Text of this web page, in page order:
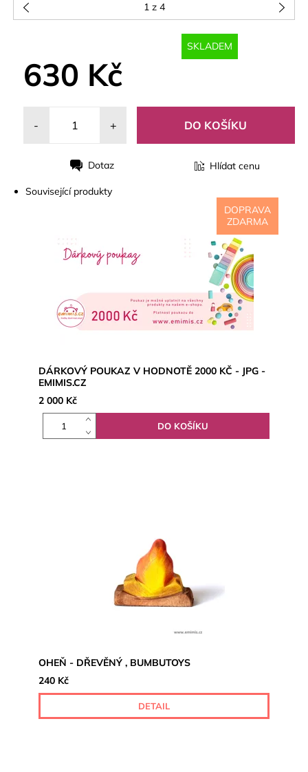
1z 4
SKLADEM
630 Kč
- +
Dotaz Hlídat cenu
Související produkty
DOPRAVA
ZDARMA
DÁRKOVÝ POUKAZ V HODNOTĚ 2000 KČ - JPG -
EMIMIS.CZ
2 000 Kč
OHEŇ - DŘEVĚNÝ , BUMBUTOYS
240 Kč
DETAIL